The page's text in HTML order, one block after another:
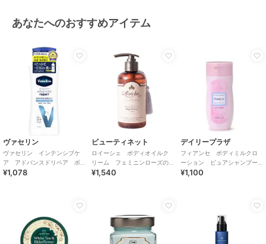
あなたへのおすすめアイテム
ヴァセリン
ヴァセリン インテンシブケ
ア アドバンスドリペア ボ
ディローション 無香料 ４０
¥1,078
ビューティネット
ロイーシェ ボディオイルク
リーム フェミニンローズの
香り
¥1,540
デイリープラザ
フィアンセ ボディミルクロ
ーション ピュアシャンプー
の香り
¥1,100